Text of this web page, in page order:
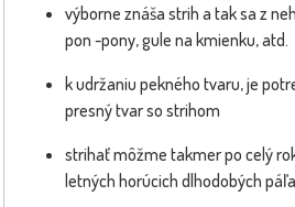
výborne znáša strih a tak sa z
pon -pony, gule na kmienku, atd.
k udržaniu pekného tvaru, je
presný tvar so strihom
strihať môžme takmer po celý
letných horúcich dlhodobých